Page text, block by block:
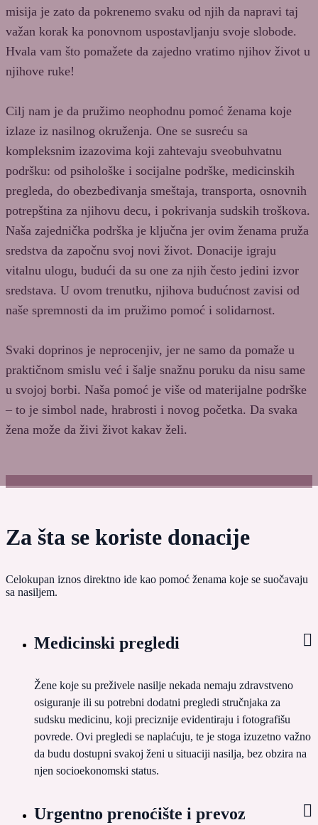
misija je zato da pokrenemo svaku od njih da napravi taj
važan korak ka ponovnom uspostavljanju svoje slobode.
Hvala vam što pomažete da zajedno vratimo njihov život u
njihove ruke!
Cilj nam je da pružimo neophodnu pomoć ženama koje
izlaze iz nasilnog okruženja. One se susreću sa
kompleksnim izazovima koji zahtevaju sveobuhvatnu
podršku: od psihološke i socijalne podrške, medicinskih
pregleda, do obezbeđivanja smeštaja, transporta, osnovnih
potrepština za njihovu decu, i pokrivanja sudskih troškova.
Naša zajednička podrška je ključna jer ovim ženama pruža
sredstva da započnu svoj novi život. Donacije igraju
vitalnu ulogu, budući da su one za njih često jedini izvor
sredstava. U ovom trenutku, njihova budućnost zavisi od
naše spremnosti da im pružimo pomoć i solidarnost.
Svaki doprinos je neprocenjiv, jer ne samo da pomaže u
praktičnom smislu već i šalje snažnu poruku da nisu same
u svojoj borbi. Naša pomoć je više od materijalne podrške
– to je simbol nade, hrabrosti i novog početka. Da svaka
žena može da živi život kakav želi.
Za šta se koriste donacije
Celokupan iznos direktno ide kao pomoć ženama koje se suočavaju
sa nasiljem.
Medicinski pregledi
Žene koje su preživele nasilje nekada nemaju zdravstveno
osiguranje ili su potrebni dodatni pregledi stručnjaka za
sudsku medicinu, koji preciznije evidentiraju i fotografišu
povrede. Ovi pregledi se naplaćuju, te je stoga izuzetno važno
da budu dostupni svakoj ženi u situaciji nasilja, bez obzira na
njen socioekonomski status.
Urgentno prenoćište i prevoz